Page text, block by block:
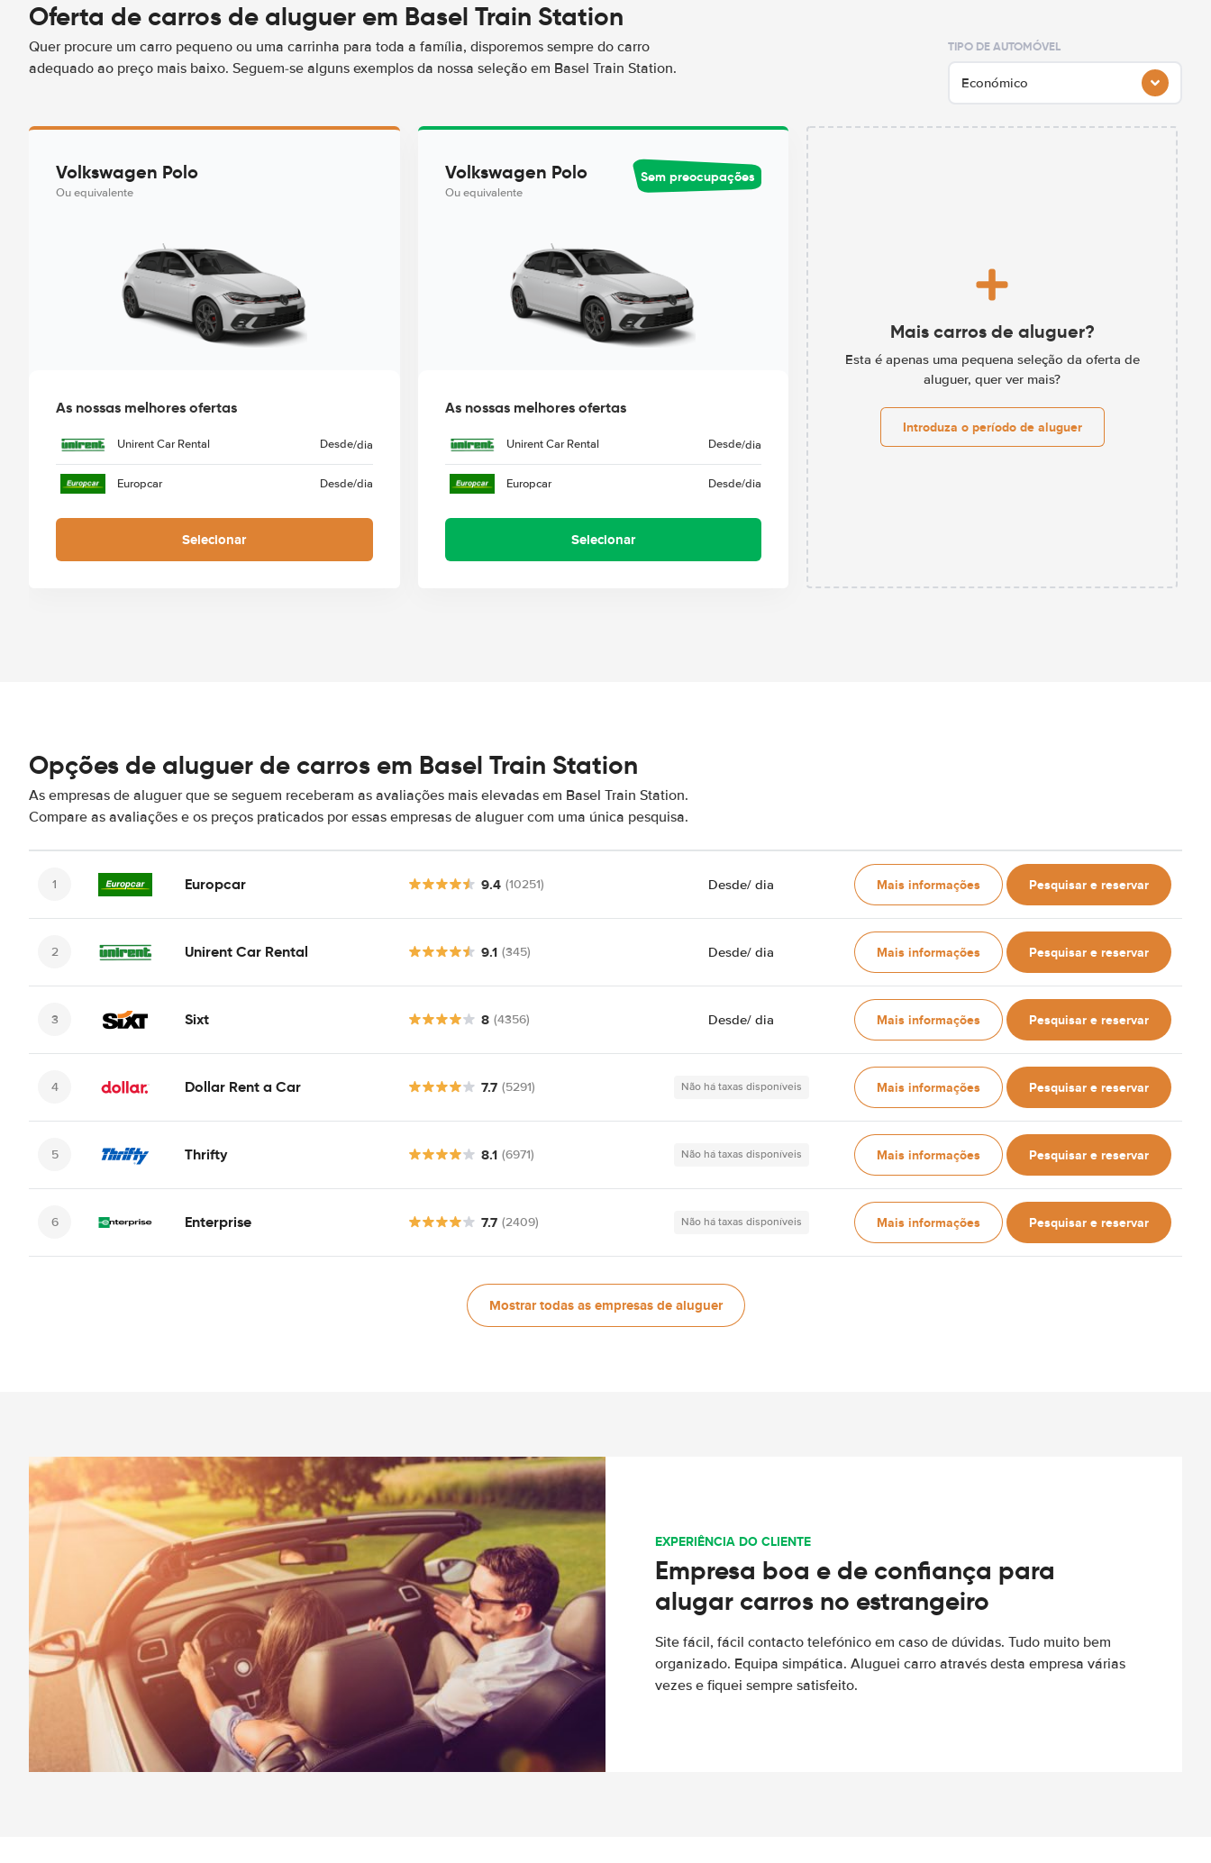
Oferta de carros de aluguer em Basel Train Station
Quer procure um carro pequeno ou uma carrinha para toda a família, disporemos sempre do carro
adequado ao preço mais baixo. Seguem-se alguns exemplos da nossa seleção em Basel Train Station.
TIPO DE AUTOMÓVEL
Económico
Volkswagen Polo
Ou equivalente
As nossas melhores ofertas
Unirent Car Rental Desde/dia
Europcar Desde/dia
Selecionar
Volkswagen Polo
Ou equivalente
Sem preocupações
As nossas melhores ofertas
Unirent Car Rental Desde/dia
Europcar Desde/dia
Selecionar
Mais carros de aluguer?
Esta é apenas uma pequena seleção da oferta de
aluguer, quer ver mais?
Introduza o período de aluguer
Opções de aluguer de carros em Basel Train Station
As empresas de aluguer que se seguem receberam as avaliações mais elevadas em Basel Train Station.
Compare as avaliações e os preços praticados por essas empresas de aluguer com uma única pesquisa.
Europcar 9.4 (10251) Desde/ dia Mais informações Pesquisar e reservar
Unirent Car Rental 9.1 (345) Desde/ dia Mais informações Pesquisar e reservar
Sixt 8 (4356) Desde/ dia Mais informações Pesquisar e reservar
Dollar Rent a Car 7.7 (5291) Não há taxas disponíveis Mais informações Pesquisar e reservar
Thrifty 8.1 (6971) Não há taxas disponíveis Mais informações Pesquisar e reservar
Enterprise 7.7 (2409) Não há taxas disponíveis Mais informações Pesquisar e reservar
Mostrar todas as empresas de aluguer
EXPERIÊNCIA DO CLIENTE
Empresa boa e de confiança para
alugar carros no estrangeiro
Site fácil, fácil contacto telefónico em caso de dúvidas. Tudo muito bem
organizado. Equipa simpática. Aluguei carro através desta empresa várias
vezes e fiquei sempre satisfeito.